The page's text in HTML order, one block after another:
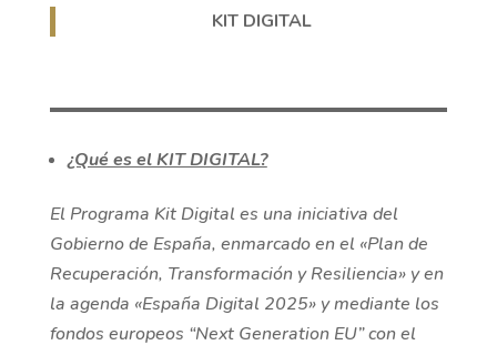
KIT DIGITAL
¿Qué es el KIT DIGITAL?
El Programa Kit Digital es una iniciativa del
Gobierno de España, enmarcado en el «Plan de
Recuperación, Transformación y Resiliencia» y en
la agenda «España Digital 2025» y mediante los
fondos europeos “Next Generation EU” con el